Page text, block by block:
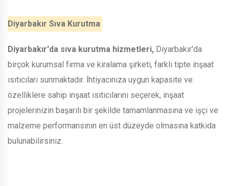
Diyarbakır Sıva Kurutma
Diyarbakır'da sıva kurutma hizmetleri, Diyarbakır'da
birçok kurumsal firma ve kiralama şirketi, farklı tipte inşaat
ısıtıcıları sunmaktadır. İhtiyacınıza uygun kapasite ve
özelliklere sahip inşaat ısıtıcılarını seçerek, inşaat
projelerinizin başarılı bir şekilde tamamlanmasına ve işçi ve
malzeme performansının en üst düzeyde olmasına katkıda
bulunabilirsiniz.